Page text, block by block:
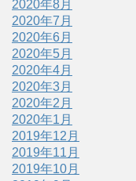
2020年8月
2020年7月
2020年6月
2020年5月
2020年4月
2020年3月
2020年2月
2020年1月
2019年12月
2019年11月
2019年10月